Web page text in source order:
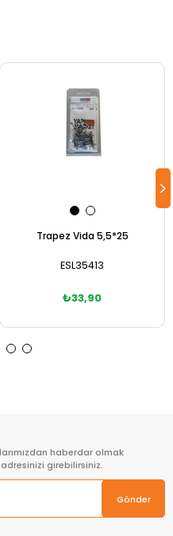
Trapez Vida 5,5*25
ESL35413
₺33,90
haberdar olmak
girebilirsiniz.
Gönder